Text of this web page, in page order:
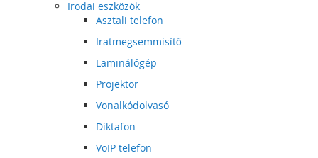
Irodai eszközök
Asztali telefon
Iratmegsemmisítő
Laminálógép
Projektor
Vonalkódolvasó
Diktafon
VoIP telefon